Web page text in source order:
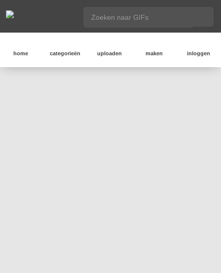
home categorieën uploaden maken inloggen